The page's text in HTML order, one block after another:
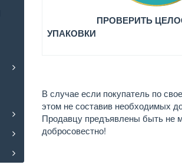
ПРОВЕРИТЬ
УПАКОВКИ
В случае если покупатель по
этом не составив необходимых
Продавцу предъявлены быть не
добросовестно!